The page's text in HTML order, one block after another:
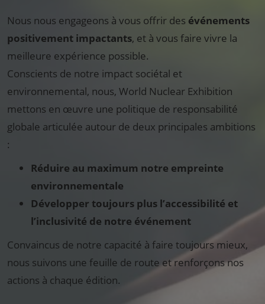
Nous nous engageons à vous offrir des événements
positivement impactants, et à vous faire vivre la
meilleure expérience possible.
Conscients de notre impact sociétal et
environnemental, nous, World Nuclear Exhibition
mettons en œuvre une politique de responsabilité
globale articulée autour de deux principales ambitions
:
Réduire au maximum notre empreinte
environnementale
Développer toujours plus l’accessibilité et
l’inclusivité de notre événement
Convaincus de notre capacité à faire toujours mieux,
nous suivons une feuille de route et renforçons nos
actions à chaque édition.